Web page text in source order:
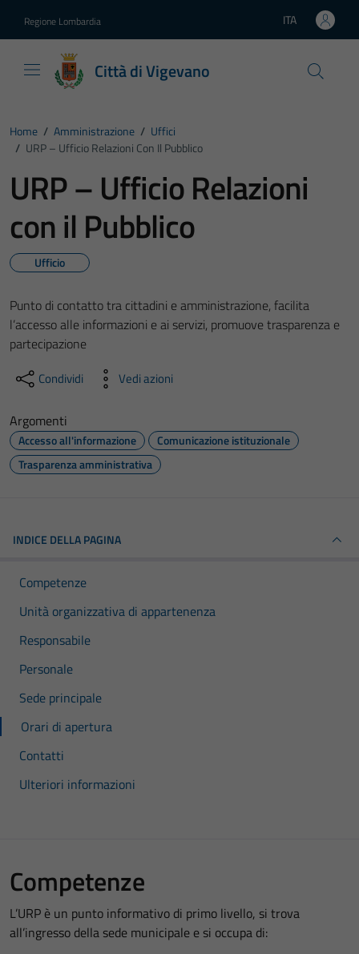
Regione Lombardia Lingua attiva:
ITA
Città di Vigevano
Home / Amministrazione / Uffici
/ URP – Ufficio Relazioni Con Il Pubblico
URP – Ufficio Relazioni
con il Pubblico
Ufficio
Punto di contatto tra cittadini e amministrazione, facilita
l’accesso alle informazioni e ai servizi, promuove trasparenza e
partecipazione
Condividi Vedi azioni
Argomenti
Accesso all'informazione
Comunicazione istituzionale
Trasparenza amministrativa
INDICE DELLA PAGINA
Competenze
Unità organizzativa di appartenenza
Responsabile
Personale
Sede principale
Orari di apertura
Contatti
Ulteriori informazioni
Competenze
L’URP è un punto informativo di primo livello, si trova
all’ingresso della sede municipale e si occupa di: